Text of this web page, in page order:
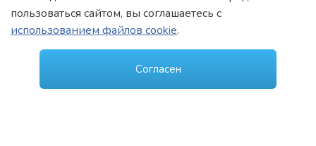
пользоваться сайтом, вы соглашаетесь с
использованием файлов cookie.
Согласен
ООО «Новые технологии Плюс»
здравоохранения г.Москвы
Политика конфиденциальности
Пользовательское соглашение